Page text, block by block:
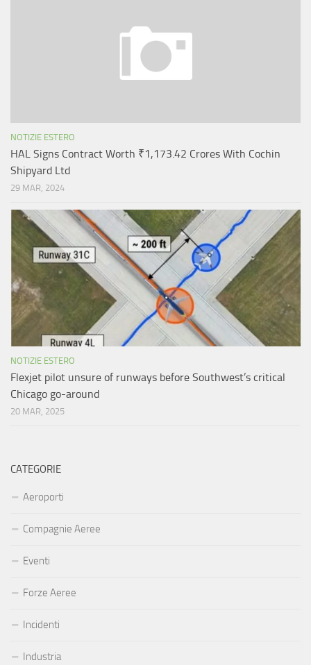
NOTIZIE ESTERO
HAL Signs Contract Worth ₹1,173.42 Crores With Cochin
Shipyard Ltd
29 MAR, 2024
NOTIZIE ESTERO
Flexjet pilot unsure of runways before Southwest’s critical
Chicago go-around
20 MAR, 2025
CATEGORIE
Aeroporti
Compagnie Aeree
Eventi
Forze Aeree
Incidenti
Industria